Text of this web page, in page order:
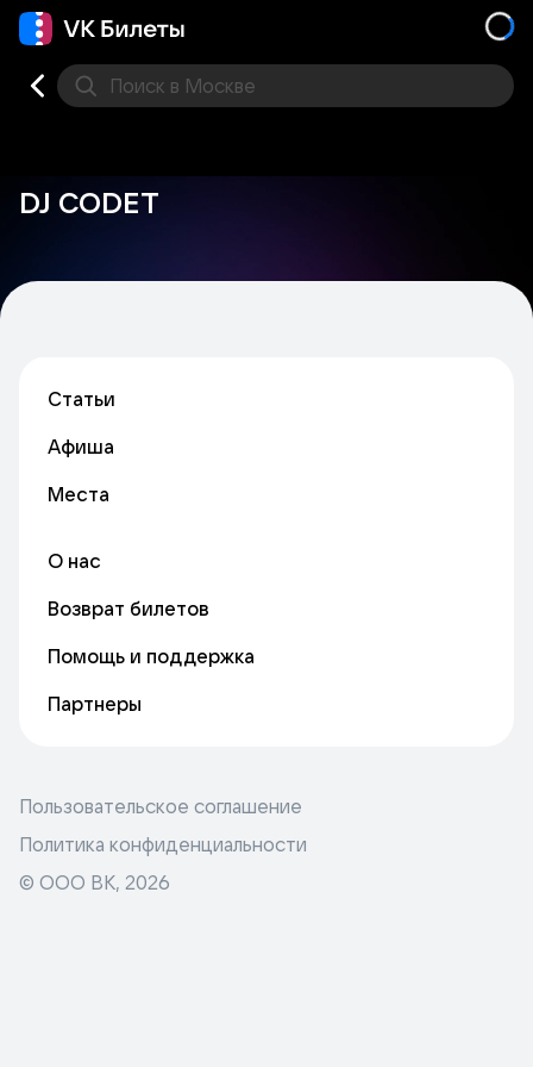
Поиск в Москве
DJ CODET
Статьи
Афиша
Места
О нас
Возврат билетов
Помощь и поддержка
Партнеры
Пользовательское соглашение
Политика конфиденциальности
© ООО ВК, 2026